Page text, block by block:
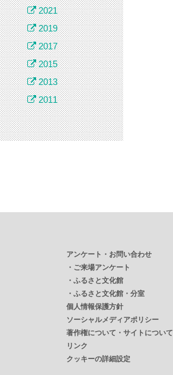
2021
2019
2017
2015
2013
2011
アンケート・お問い合わせ
・ ご来場アンケート
・ ふるさと文化館
・ ふるさと文化館・分室
個人情報保護方針
ソーシャルメディアポリシー
著作権について・サイトについて
リンク
クッキーの詳細設定